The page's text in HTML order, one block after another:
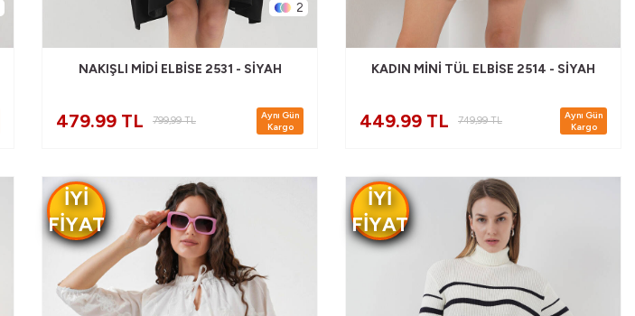
2
NAKIŞLI MIDI ELBISE 2531 - SIYAH
479.99 TL 799,99TL
Aynı Gün
Kargo
KADIN MINI TÜL ELBISE 2514 - SIYAH
449.99 TL 749,99TL
Aynı Gün
Kargo
IYI
FIYAT
IYI
FIYAT